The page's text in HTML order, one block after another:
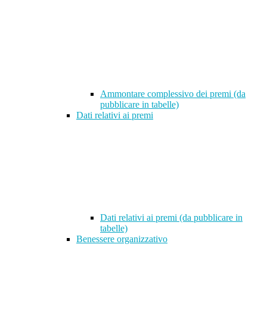
Ammontare complessivo dei premi (da
pubblicare in tabelle)
Dati relativi ai premi
Dati relativi ai premi (da pubblicare in
tabelle)
Benessere organizzativo